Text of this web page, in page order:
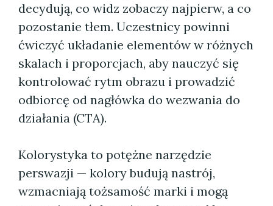
decydują, co widz zobaczy najpierw, a co
pozostanie tłem. Uczestnicy powinni
ćwiczyć układanie elementów w różnych
skalach i proporcjach, aby nauczyć się
kontrolować rytm obrazu i prowadzić
odbiorcę od nagłówka do wezwania do
działania (CTA).
Kolorystyka to potężne narzędzie
perswazji — kolory budują nastrój,
wzmacniają tożsamość marki i mogą